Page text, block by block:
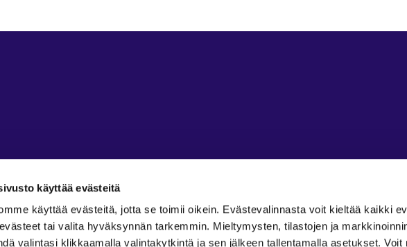
käyttää evästeitä
käyttää evästeitä, jotta se toimii oikein. Evästevalinnasta voit kieltää kaikki
tai valita hyväksynnän tarkemmin. Mieltymysten, tilastojen ja
valintasi klikkaamalla valintakytkintä ja sen jälkeen tallentamalla asetukset. Voit